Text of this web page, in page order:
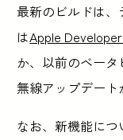
最新のビルドは
はApple
か、以前のベー
無線アップデート
なお、新機能に